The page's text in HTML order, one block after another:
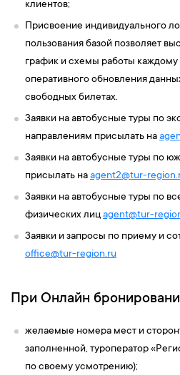
клиентов;
Присвоение индивидуального
пользования базой позволяет
график и схемы работы каждому
оперативного обновления
свободных билетах.
Заявки на автобусные туры по
направлениям присылать на
Заявки на автобусные туры по
присылать наagent2@tur-region
Заявки на автобусные туры по
физических лицagent@tur-
Заявки и запросы по приему и
office@tur-region.ru
При Онлайн
желаемые номера мест и
заполненной, туроператор
по своему усмотрению);